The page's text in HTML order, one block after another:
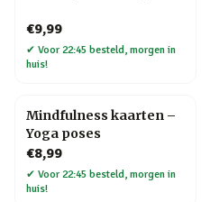
€9,99
✔ Voor 22:45 besteld, morgen in
huis!
Mindfulness kaarten –
Yoga poses
€8,99
✔ Voor 22:45 besteld, morgen in
huis!